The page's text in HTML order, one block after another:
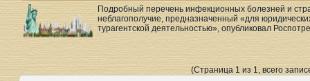
Подробный перечень инфекционных болезней и
неблагополучие, предназначенный «для
турагентской деятельностью», опубликовал
(Страница 1 из 1, всего